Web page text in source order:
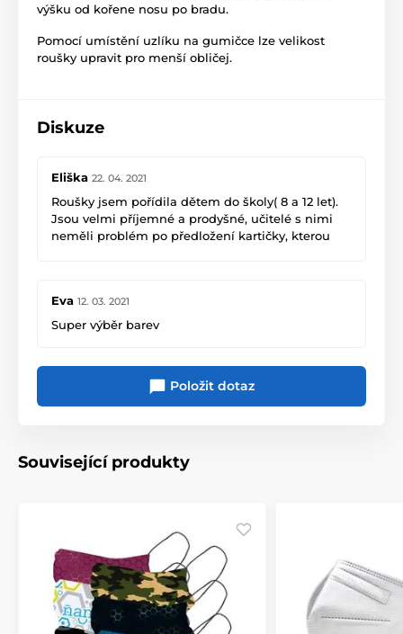
výšku od kořene nosu po bradu.
Pomocí umístění uzlíku na gumičce lze velikost
roušky upravit pro menší obličej.
Diskuze
Eliška 22. 04. 2021
Roušky jsem pořídila dětem do školy( 8 a 12 let).
Jsou velmi příjemné a prodyšné, učitelé s nimi
neměli problém po předložení kartičky, kterou
Eva 12. 03. 2021
Super výběr barev
Položit dotaz
Související produkty